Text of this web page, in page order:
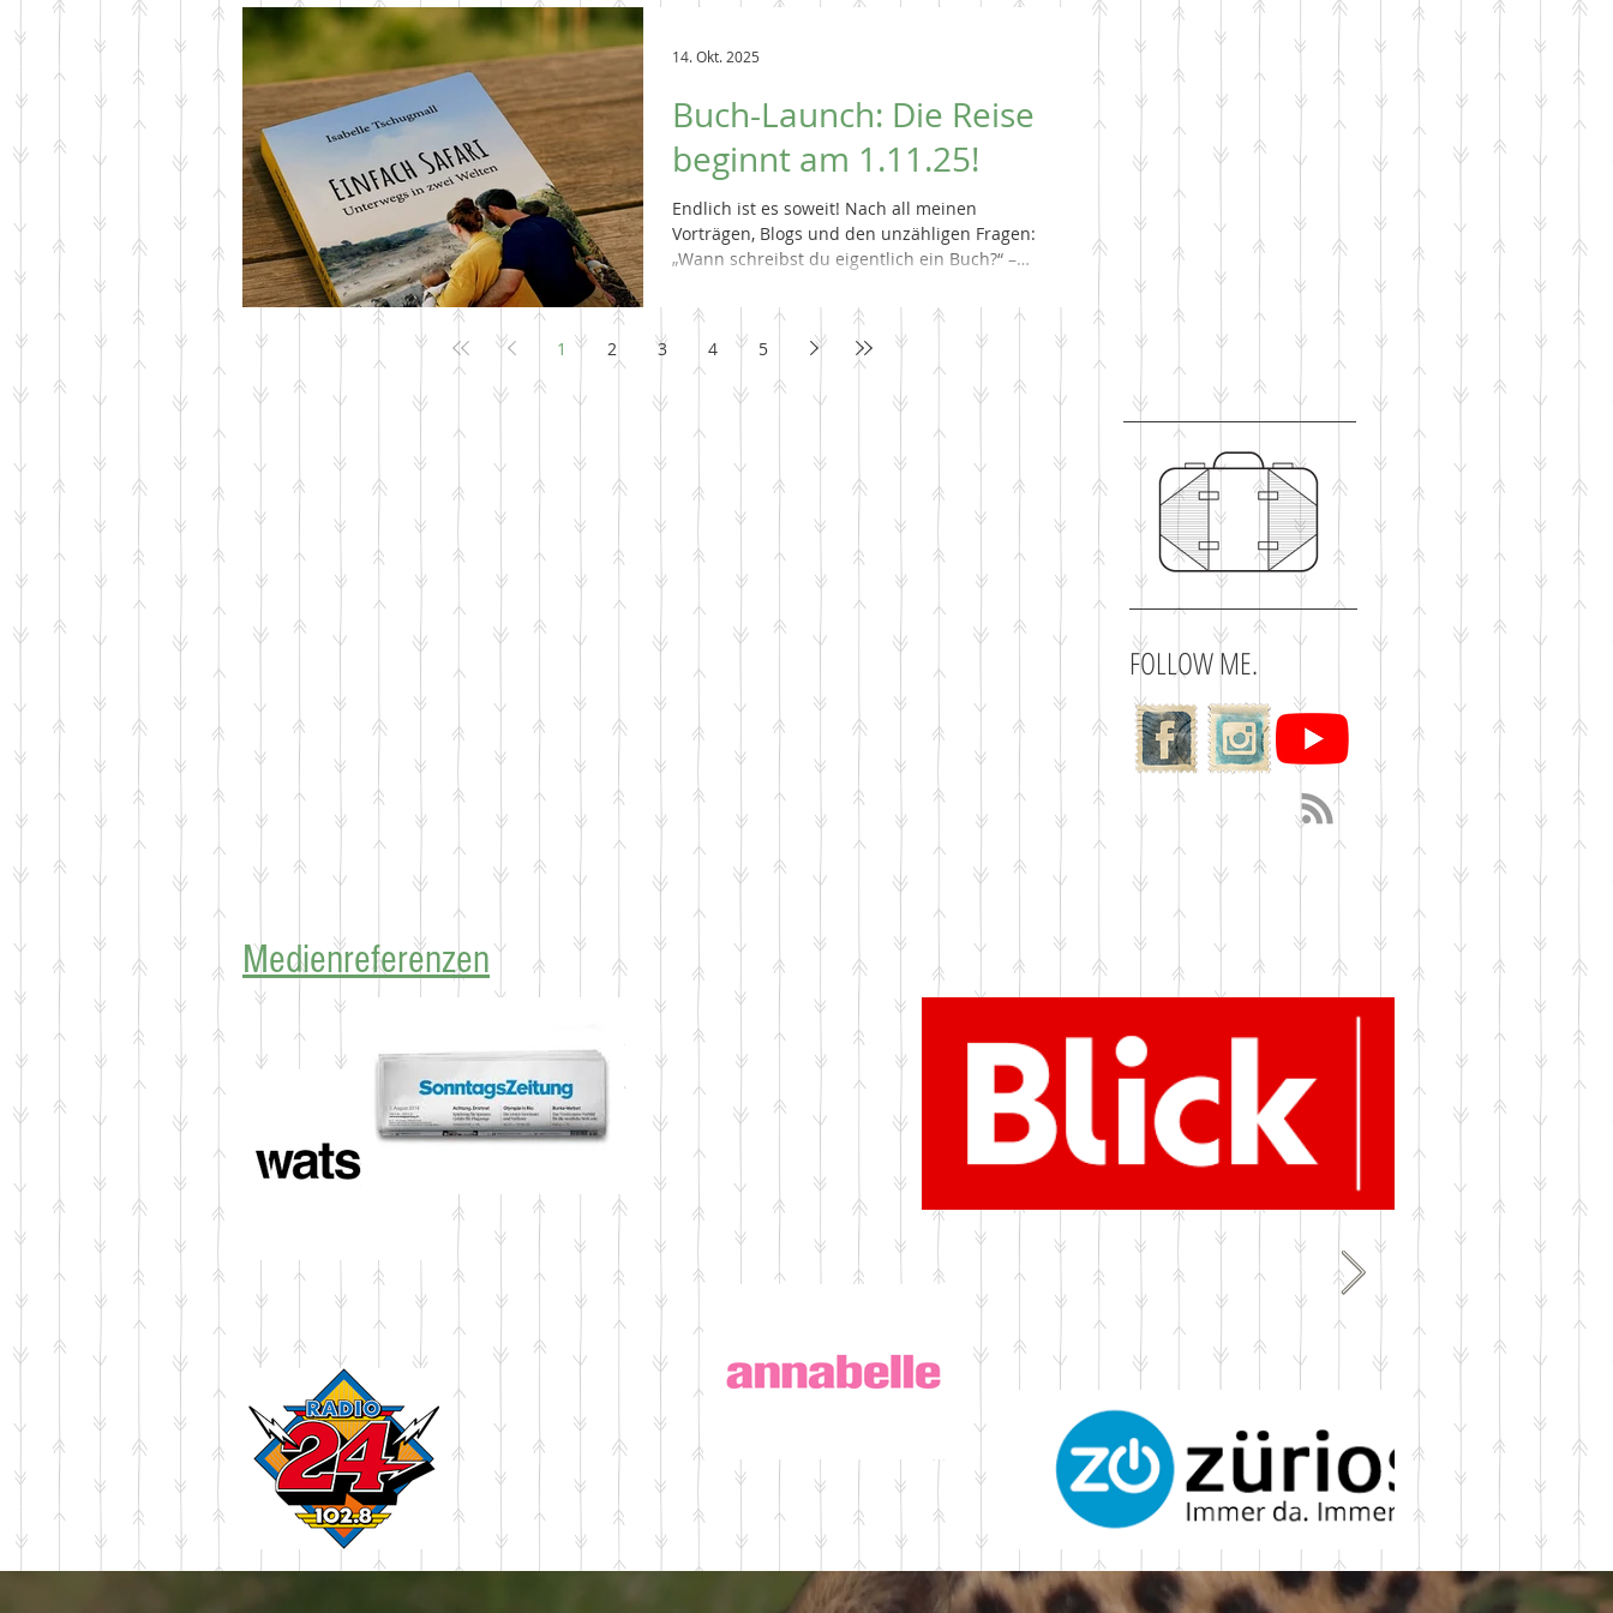
Berufung. Heute lebt sie mit ihrer Familie
Welt die faszinierende Tierwelt Afrikas.
Buch-Launch: Die Reise
beginnt am 1.11.25!
Endlich ist es soweit! Nach all meinen
Vorträgen, Blogs und den unzähligen Fragen:
„Wann schreibst du eigentlich ein Buch?“ –
Unterwegs in zwei Welten erscheint am 1.
November 2025!
14. Okt. 2025
1 2 3 4 5
FOLLOW ME.
Medienreferenzen